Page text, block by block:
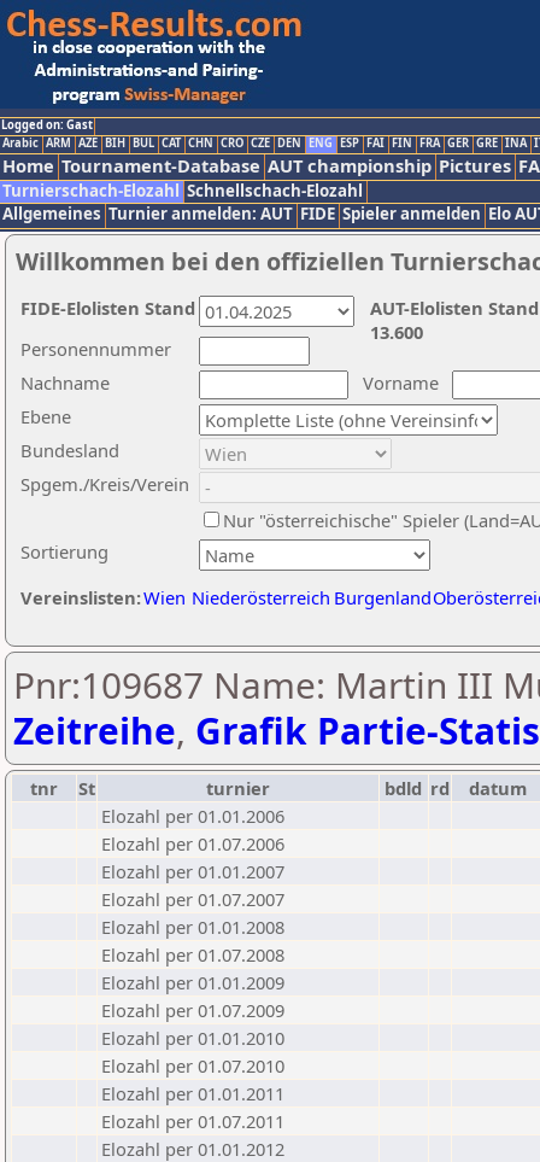
Logged on: Gast
Arabic ARM AZE BIH BUL CAT CHN CRO CZE DEN ENG ESP FAI FIN FRA GER GRE INA
Home Tournament-Database AUT championship Pictures
Turnierschach-Elozahl Schnellschach-Elozahl
Allgemeines Turnier anmelden: AUT FIDE Spieler anmelden Elo
Willkommen bei den offiziellen
Nachname
Vorname
Ebene
Sortierung
Personennummer
Bundesland
Spgem./Kreis/Verein
Nur "österreichische" Spieler
Vereinslisten:Wien Niederösterreich Burgenland
AUT-Elolisten
13.600
FIDE-Elolisten Stand
Pnr:109687 Name: Martin III
Zeitreihe, Grafik Partie-
tnr St turnier bdld rd
datum
Elozahl per 01.01.2006
Elozahl per 01.07.2006
Elozahl per 01.01.2007
Elozahl per 01.07.2007
Elozahl per 01.01.2008
Elozahl per 01.07.2008
Elozahl per 01.01.2009
Elozahl per 01.07.2009
Elozahl per 01.01.2010
Elozahl per 01.07.2010
Elozahl per 01.01.2011
Elozahl per 01.07.2011
Elozahl per 01.01.2012